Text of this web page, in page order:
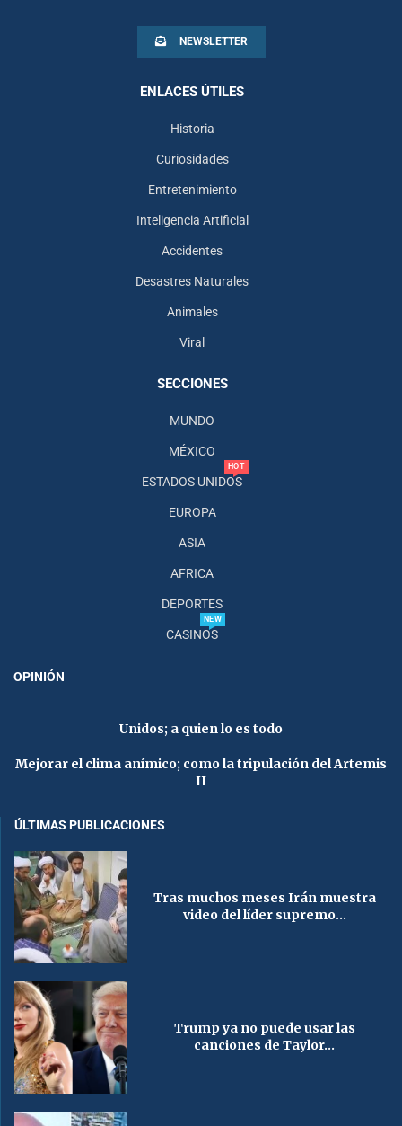
NEWSLETTER
ENLACES ÚTILES
Historia
Curiosidades
Entretenimiento
Inteligencia Artificial
Accidentes
Desastres Naturales
Animales
Viral
SECCIONES
MUNDO
MÉXICO
ESTADOS UNIDOS
HOT
EUROPA
ASIA
AFRICA
DEPORTES
CASINOS
NEW
OPINIÓN
Unidos; a quien lo es todo
Mejorar el clima anímico; como la tripulación del Artemis
II
ÚLTIMAS PUBLICACIONES
Tras muchos meses Irán muestra
video del líder supremo...
Trump ya no puede usar las
canciones de Taylor...